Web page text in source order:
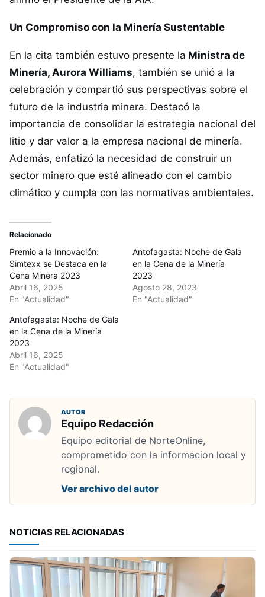
Un Compromiso con la Minería Sustentable
En la cita también estuvo presente la Ministra de
Minería, Aurora Williams, también se unió a la
celebración y compartió sus perspectivas sobre el
futuro de la industria minera. Destacó la
importancia de consolidar la estrategia nacional del
litio y dar valor a la empresa nacional de minería.
Además, enfatizó la necesidad de construir un
sector minero que esté alineado con el cambio
climático y cumpla con las normativas ambientales.
Relacionado
Premio a la Innovación:
Simtexx se Destaca en la
Cena Minera 2023
Abril 16, 2025
En "Actualidad"
Antofagasta: Noche de Gala
en la Cena de la Minería
2023
Agosto 28, 2023
En "Actualidad"
Antofagasta: Noche de Gala
en la Cena de la Minería
2023
Abril 16, 2025
En "Actualidad"
AUTOR
Equipo Redacción
Equipo editorial de NorteOnline,
comprometido con la informacion local y
regional.
Ver archivo del autor
NOTICIAS RELACIONADAS